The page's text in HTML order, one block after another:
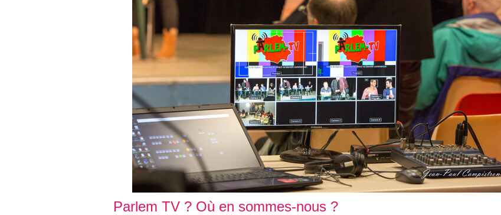
Parlem TV ? Où en sommes-nous ?